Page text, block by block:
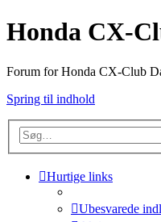
Honda CX-
Forum for Honda CX-Club
Spring til indhold
Hurtige links
Ubesvarede